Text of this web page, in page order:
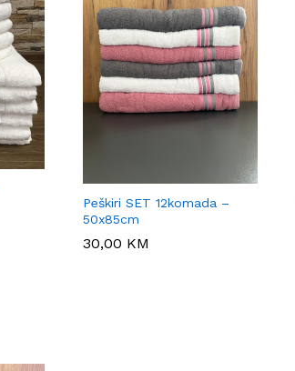
Peškiri SET 12komada –
50x85cm
30,00 KM
30,00 KM